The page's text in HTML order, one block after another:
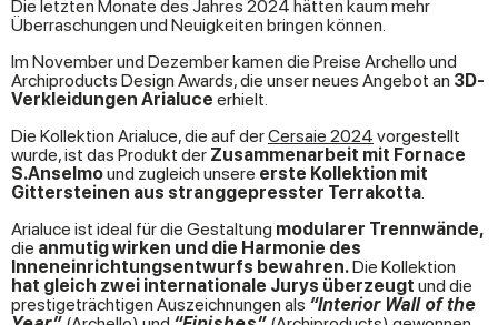
Die letzten Monate des Jahres 2024 hätten kaum mehr
Überraschungen und Neuigkeiten bringen können.
Im November und Dezember kamen die Preise Archello und
Archiproducts Design Awards, die unser neues Angebot an 3D-
Verkleidungen Arialuce erhielt.
Die Kollektion Arialuce, die auf derCersaie 2024 vorgestellt
wurde, ist das Produkt der Zusammenarbeit mit Fornace
S.Anselmound zugleich unsere erste Kollektion mit
Gittersteinen aus stranggepresster Terrakotta.
Arialuce ist ideal für die Gestaltung modularer Trennwände,
die anmutig wirken und die Harmonie des
Inneneinrichtungsentwurfs bewahren.Die Kollektion
hat gleich zwei internationale Jurys überzeugt und die
prestigeträchtigen Auszeichnungen als “Interior Wall of the